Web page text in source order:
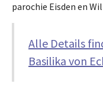
parochie Eisden en
Alle Details
Basilika von